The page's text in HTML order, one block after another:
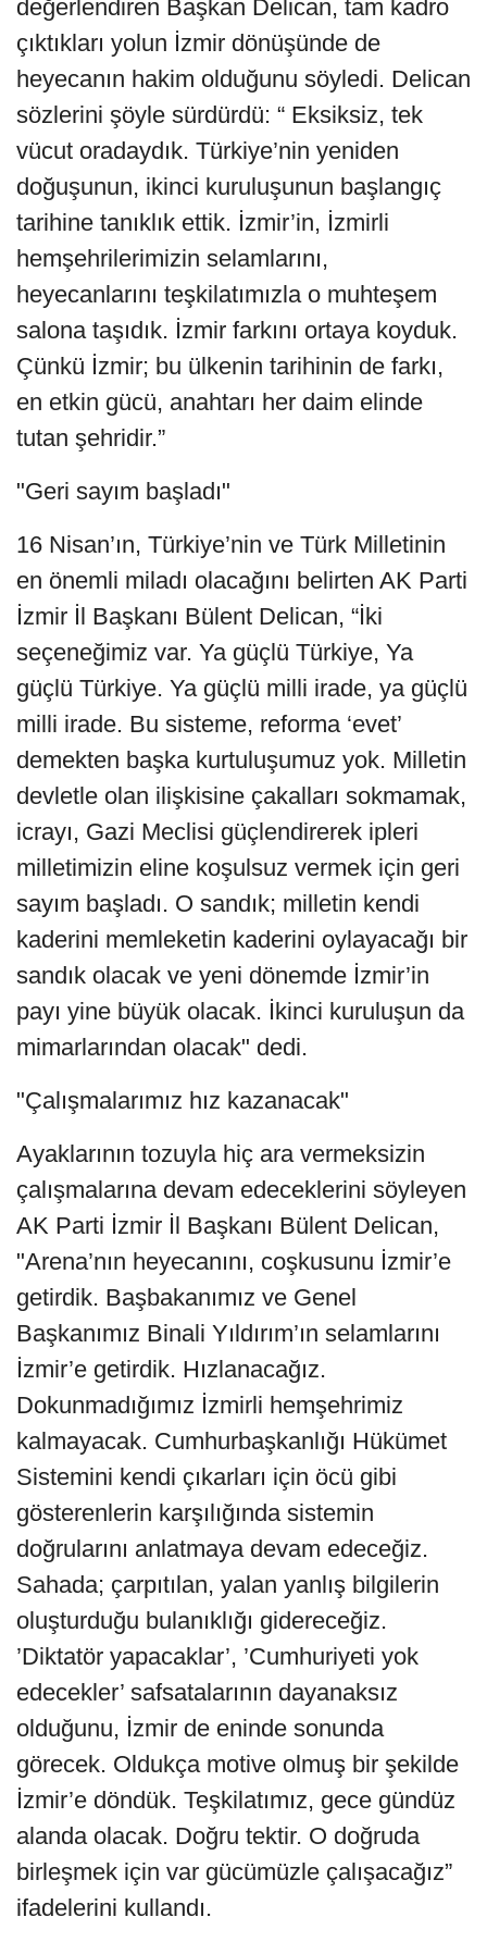
değerlendiren Başkan Delican, tam kadro
çıktıkları yolun İzmir dönüşünde de
heyecanın hakim olduğunu söyledi. Delican
sözlerini şöyle sürdürdü: “ Eksiksiz, tek
vücut oradaydık. Türkiye’nin yeniden
doğuşunun, ikinci kuruluşunun başlangıç
tarihine tanıklık ettik. İzmir’in, İzmirli
hemşehrilerimizin selamlarını,
heyecanlarını teşkilatımızla o muhteşem
salona taşıdık. İzmir farkını ortaya koyduk.
Çünkü İzmir; bu ülkenin tarihinin de farkı,
en etkin gücü, anahtarı her daim elinde
tutan şehridir.”
"Geri sayım başladı"
16 Nisan’ın, Türkiye’nin ve Türk Milletinin
en önemli miladı olacağını belirten AK Parti
İzmir İl Başkanı Bülent Delican, “İki
seçeneğimiz var. Ya güçlü Türkiye, Ya
güçlü Türkiye. Ya güçlü milli irade, ya güçlü
milli irade. Bu sisteme, reforma ‘evet’
demekten başka kurtuluşumuz yok. Milletin
devletle olan ilişkisine çakalları sokmamak,
icrayı, Gazi Meclisi güçlendirerek ipleri
milletimizin eline koşulsuz vermek için geri
sayım başladı. O sandık; milletin kendi
kaderini memleketin kaderini oylayacağı bir
sandık olacak ve yeni dönemde İzmir’in
payı yine büyük olacak. İkinci kuruluşun da
mimarlarından olacak" dedi.
"Çalışmalarımız hız kazanacak"
Ayaklarının tozuyla hiç ara vermeksizin
çalışmalarına devam edeceklerini söyleyen
AK Parti İzmir İl Başkanı Bülent Delican,
"Arena’nın heyecanını, coşkusunu İzmir’e
getirdik. Başbakanımız ve Genel
Başkanımız Binali Yıldırım’ın selamlarını
İzmir’e getirdik. Hızlanacağız.
Dokunmadığımız İzmirli hemşehrimiz
kalmayacak. Cumhurbaşkanlığı Hükümet
Sistemini kendi çıkarları için öcü gibi
gösterenlerin karşılığında sistemin
doğrularını anlatmaya devam edeceğiz.
Sahada; çarpıtılan, yalan yanlış bilgilerin
oluşturduğu bulanıklığı gidereceğiz.
’Diktatör yapacaklar’, ’Cumhuriyeti yok
edecekler’ safsatalarının dayanaksız
olduğunu, İzmir de eninde sonunda
görecek. Oldukça motive olmuş bir şekilde
İzmir’e döndük. Teşkilatımız, gece gündüz
alanda olacak. Doğru tektir. O doğruda
birleşmek için var gücümüzle çalışacağız”
ifadelerini kullandı.